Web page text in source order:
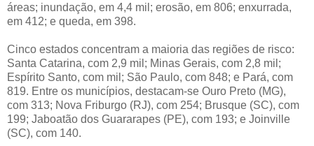
áreas; inundação, em 4,4 mil; erosão, em 806; enxurrada,
em 412; e queda, em 398.
Cinco estados concentram a maioria das regiões de risco:
Santa Catarina, com 2,9 mil; Minas Gerais, com 2,8 mil;
Espírito Santo, com mil; São Paulo, com 848; e Pará, com
819. Entre os municípios, destacam-se Ouro Preto (MG),
com 313; Nova Friburgo (RJ), com 254; Brusque (SC), com
199; Jaboatão dos Guararapes (PE), com 193; e Joinville
(SC), com 140.